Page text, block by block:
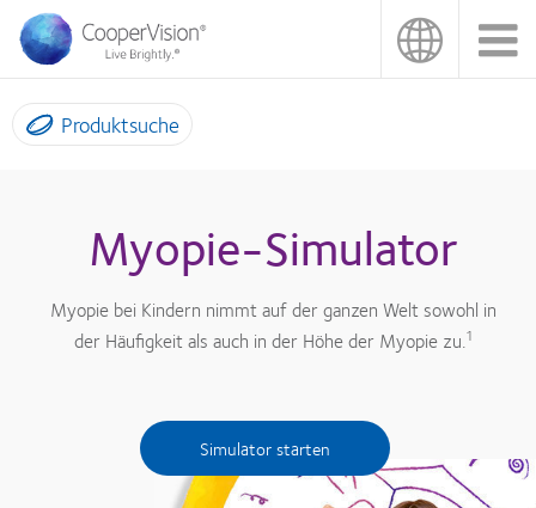
Direkt
zum
Inhalt
Produktsuche
Myopie-Simulator
Myopie bei Kindern nimmt auf der ganzen Welt sowohl in
der Häufigkeit als auch in der Höhe der Myopie zu.1
Simulator starten